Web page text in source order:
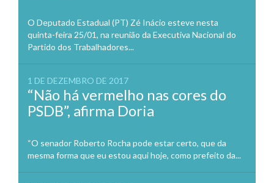
O Deputado Estadual (PT) Zé Inácio esteve nesta
quinta-feira 25/01, na reunião da Executiva Nacional do
Partido dos Trabalhadores...
1 DE DEZEMBRO DE 2017
“Não há vermelho nas cores do
PSDB”, afirma Doria
“O senador Roberto Rocha pode estar certo, que da
mesma forma que eu estou aqui hoje, como prefeito da...